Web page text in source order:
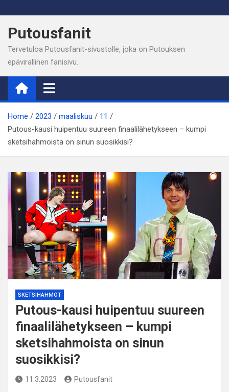
to
content
Putousfanit
Tervetuloa Putousfanit-sivustolle, joka on Putouksen
epävirallinen fanisivu.
Home 2023 maaliskuu
11
Putous-kausi huipentuu suureen finaalilähetykseen – kumpi
sketsihahmoista on sinun suosikkisi?
SKETSIHAHMOT
Putous-kausi huipentuu suureen
finaalilähetykseen – kumpi
sketsihahmoista on sinun
suosikkisi?
11.3.2023 Putousfanit